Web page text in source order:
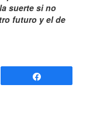
suerte si no
futuro y el de